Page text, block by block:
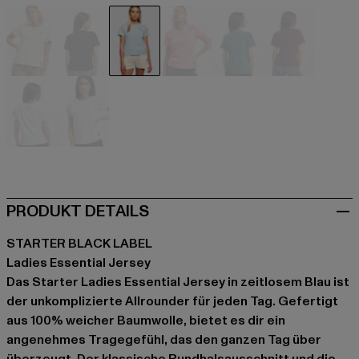
PRODUKT DETAILS
STARTER BLACK LABEL
Ladies Essential Jersey
Das Starter Ladies Essential Jersey in zeitlosem Blau ist
der unkomplizierte Allrounder für jeden Tag. Gefertigt
aus 100% weicher Baumwolle, bietet es dir ein
angenehmes Tragegefühl, das den ganzen Tag über